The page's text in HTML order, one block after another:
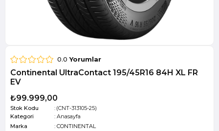
0.0 Yorumlar
Continental UltraContact 195/45R16 84H XL FR
EV
₺99.999,00
Stok Kodu
(CNT-313105-25)
Kategori
: Anasayfa
Marka
: CONTINENTAL